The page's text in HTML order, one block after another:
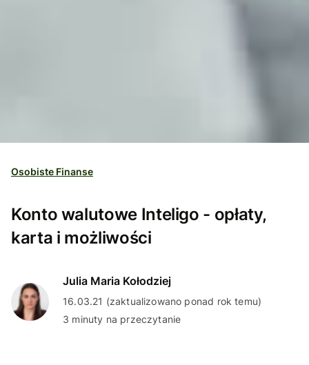
Osobiste Finanse
Konto walutowe Inteligo - opłaty,
karta i możliwości
Julia Maria Kołodziej
16.03.21 (zaktualizowano ponad rok temu)
3 minuty na przeczytanie